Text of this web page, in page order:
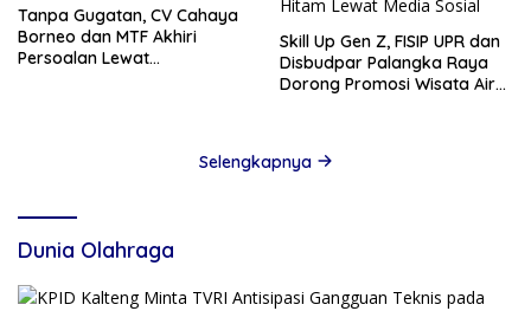
Tanpa Gugatan, CV Cahaya
Borneo dan MTF Akhiri
Persoalan Lewat
Skill Up Gen Z, FISIP UPR dan
Disbudpar Palangka Raya
Dorong Promosi Wisata Air
Selengkapnya
Dunia Olahraga